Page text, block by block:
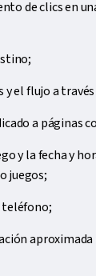
de clics en
y el flujo a
a páginas
y la fecha y
juegos;
teléfono;